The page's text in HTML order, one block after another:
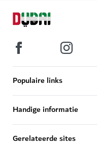
Populaire links
Handige informatie
Gerelateerde sites